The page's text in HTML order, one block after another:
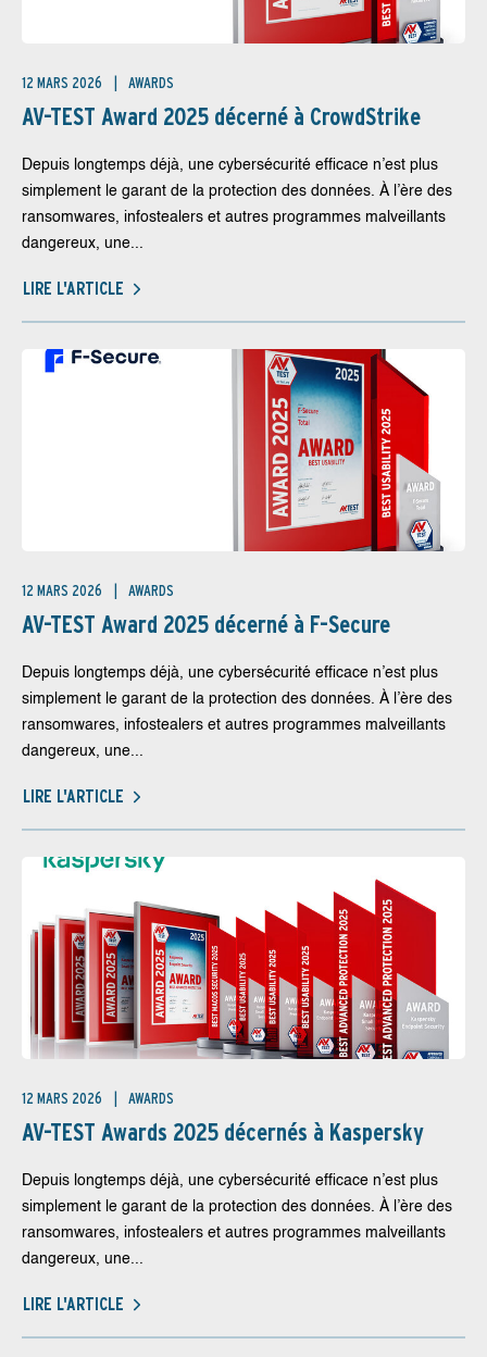
12 MARS 2026 AWARDS
AV-TEST Award 2025 décerné à CrowdStrike
Depuis longtemps déjà, une cybersécurité efficace n’est plus
simplement le garant de la protection des données. À l’ère des
ransomwares, infostealers et autres programmes malveillants
dangereux, une...
LIRE L'ARTICLE
12 MARS 2026 AWARDS
AV-TEST Award 2025 décerné à F-Secure
Depuis longtemps déjà, une cybersécurité efficace n’est plus
simplement le garant de la protection des données. À l’ère des
ransomwares, infostealers et autres programmes malveillants
dangereux, une...
LIRE L'ARTICLE
12 MARS 2026 AWARDS
AV-TEST Awards 2025 décernés à Kaspersky
Depuis longtemps déjà, une cybersécurité efficace n’est plus
simplement le garant de la protection des données. À l’ère des
ransomwares, infostealers et autres programmes malveillants
dangereux, une...
LIRE L'ARTICLE